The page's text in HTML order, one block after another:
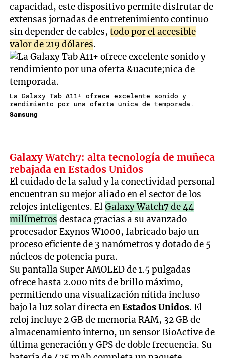
capacidad, este dispositivo permite disfrutar de
extensas jornadas de entretenimiento continuo
sin depender de cables,todo por el accesible
valor de 219 dólares.
La Galaxy Tab A11+ ofrece excelente sonido y
rendimiento por una oferta única de temporada.
Samsung
Galaxy Watch7: alta tecnología de muñeca
rebajada en Estados Unidos
El cuidado de la salud y la conectividad personal
encuentran su mejor aliado en el sector de los
relojes inteligentes. ElGalaxy Watch7 de 44
milímetros destaca gracias a su avanzado
procesador Exynos W1000, fabricado bajo un
proceso eficiente de 3 nanómetros y dotado de 5
núcleos de potencia pura.
Su pantalla Super AMOLED de 1.5 pulgadas
ofrece hasta 2.000 nits de brillo máximo,
permitiendo una visualización nítida incluso
bajo la luz solar directa enEstados Unidos. El
reloj incluye 2 GB de memoria RAM, 32 GB de
almacenamiento interno, un sensor BioActive de
última generación y GPS de doble frecuencia. Su